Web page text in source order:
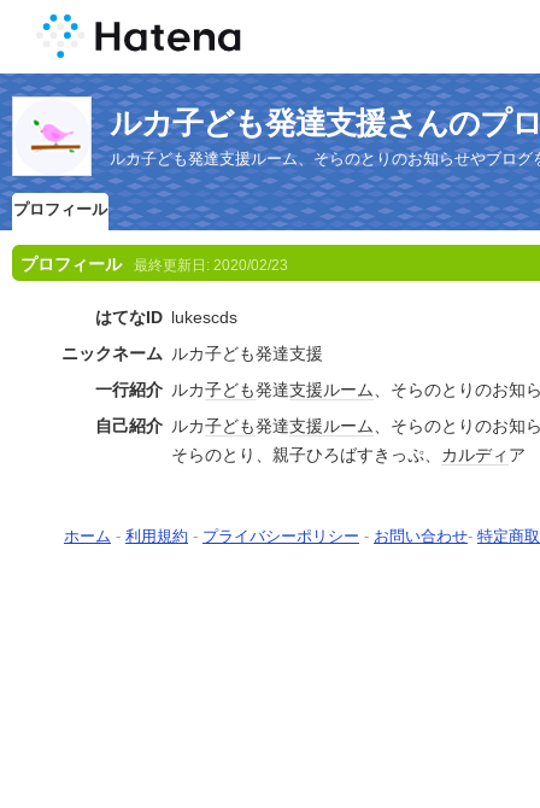
ルカ子ども発達支援さんのプ
ルカ子ども発達支援ルーム、そらのとりのお知らせやブログ
プロフィール
プロフィール 最終更新日: 2020/02/23
はてなID lukescds
ニックネーム ルカ子ども発達支援
一行紹介 ルカ子ども発達支援ルーム、そらのとりのお知
自己紹介 ルカ子ども発達支援ルーム、そらのとりのお知
そらのとり、親子ひろばすきっぷ、 カルディ ア
ホーム - 利用規約 - プライバシーポリシー - お問い合わせ- 特定商